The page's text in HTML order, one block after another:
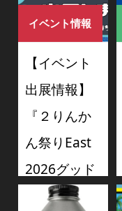
イベント情報
【イベント
出展情報】
『２りんか
ん祭りEast
2026グッド
スマイルミ